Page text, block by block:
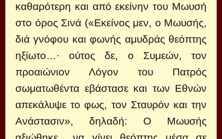
καθαρότερη και από εκείνην του Μωυσή
στο όρος Σινά («Εκείνος μεν, ο Μωυσής,
διά γνόφου και φωνής αμυδράς θεόπτης
ηξίωτο…∙ ούτος δε, ο Συμεών, τον
προαιώνιον Λόγον του Πατρός
σωματωθέντα εβάστασε και των Εθνών
απεκάλυψε το φως, τον Σταυρόν και την
Ανάστασιν», δηλαδή: Ο Μωυσής